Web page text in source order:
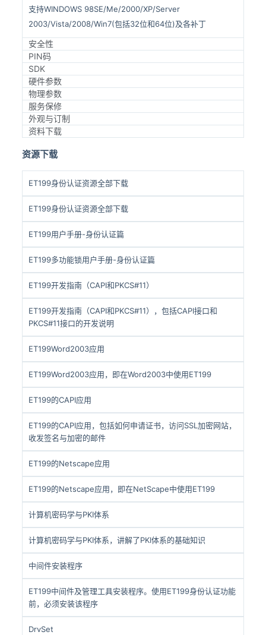
支持WINDOWS 98SE/Me/2000/XP/Server
2003/Vista/2008/Win7(包括32位和64位)及各补丁
安全性
PIN码
SDK
硬件参数
物理参数
服务保修
外观与订制
资料下载
资源下载
ET199身份认证资源全部下载
ET199身份认证资源全部下载
ET199用户手册-身份认证篇
ET199多功能锁用户手册-身份认证篇
ET199开发指南（CAPI和PKCS#11）
ET199开发指南（CAPI和PKCS#11），包括CAPI接口和
PKCS#11接口的开发说明
ET199Word2003应用
ET199Word2003应用，即在Word2003中使用ET199
ET199的CAPI应用
ET199的CAPI应用，包括如何申请证书，访问SSL加密网站，
收发签名与加密的邮件
ET199的Netscape应用
ET199的Netscape应用，即在NetScape中使用ET199
计算机密码学与PKI体系
计算机密码学与PKI体系，讲解了PKI体系的基础知识
中间件安装程序
ET199中间件及管理工具安装程序。使用ET199身份认证功能
前，必须安装该程序
DrvSet